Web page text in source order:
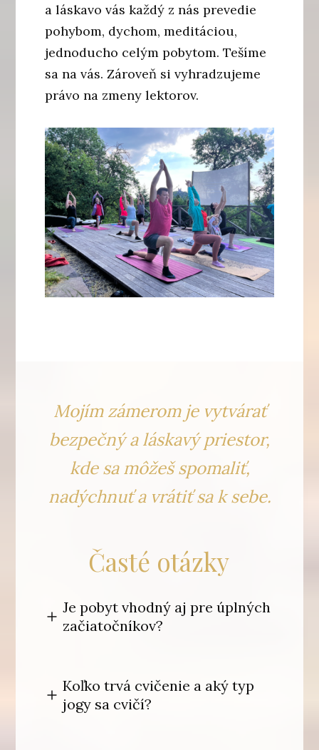
a láskavo vás každý z nás prevedie
pohybom, dychom, meditáciou,
jednoducho celým pobytom. Tešíme
sa na vás. Zároveň si vyhradzujeme
právo na zmeny lektorov.
Mojím zámerom je vytvárať
bezpečný a láskavý priestor,
kde sa môžeš spomaliť,
nadýchnuť a vrátiť sak sebe.
Časté otázky
Je pobyt vhodný aj pre úplných
začiatočníkov?
Koľko trvá cvičenie a aký typ
jogy sa cvičí?